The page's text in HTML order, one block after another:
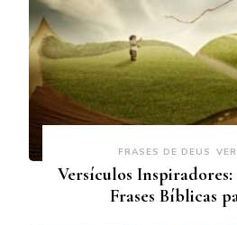
FRASES DE DEUS
Versículos Inspiradores:
Frases Bíblicas